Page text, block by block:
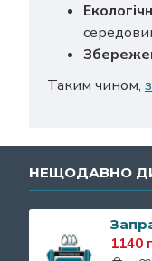
Таким чином,
НЕЩОДАВНО
1140